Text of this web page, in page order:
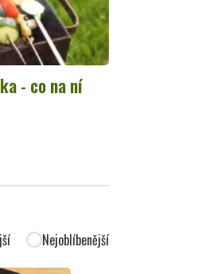
- co na ní
Nejoblíbenější